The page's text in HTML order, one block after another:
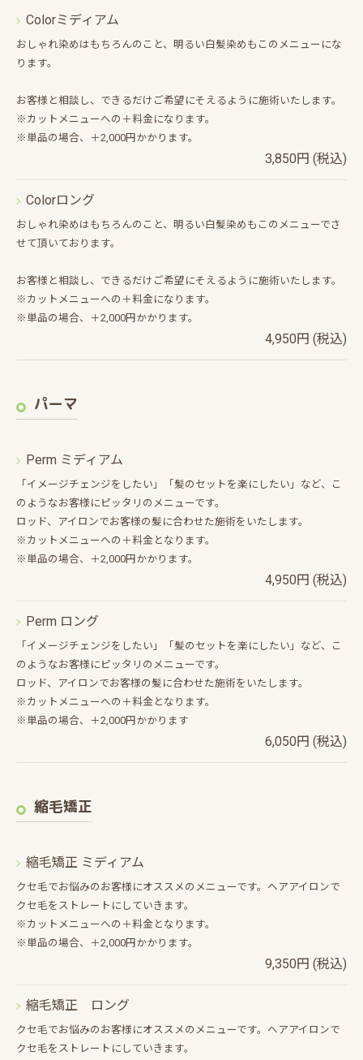
Colorミディアム
おしゃれ染めはもちろんのこと、明るい白髪染めもこのメニューにな
ります。
お客様と相談し、できるだけご希望にそえるように施術いたします。
※カットメニューへの＋料金になります。
※単品の場合、＋2,000円かかります。
3,850円 (税込)
Colorロング
おしゃれ染めはもちろんのこと、明るい白髪染めもこのメニューでさ
せて頂いております。
お客様と相談し、できるだけご希望にそえるように施術いたします。
※カットメニューへの＋料金になります。
※単品の場合、＋2,000円かかります。
4,950円 (税込)
パーマ
Perm ミディアム
「イメージチェンジをしたい」「髪のセットを楽にしたい」など、こ
のようなお客様にピッタリのメニューです。
ロッド、アイロンでお客様の髪に合わせた施術をいたします。
※カットメニューへの＋料金となります。
※単品の場合、＋2,000円かかります。
4,950円 (税込)
Perm ロング
「イメージチェンジをしたい」「髪のセットを楽にしたい」など、こ
のようなお客様にピッタリのメニューです。
ロッド、アイロンでお客様の髪に合わせた施術をいたします。
※カットメニューへの＋料金となります。
※単品の場合、＋2,000円かかります
6,050円 (税込)
縮毛矯正
縮毛矯正 ミディアム
クセ毛でお悩みのお客様にオススメのメニューです。ヘアアイロンで
クセ毛をストレートにしていきます。
※カットメニューへの＋料金となります。
※単品の場合、＋2,000円かかります。
9,350円 (税込)
縮毛矯正 ロング
クセ毛でお悩みのお客様にオススメのメニューです。ヘアアイロンで
クセ毛をストレートにしていきます。